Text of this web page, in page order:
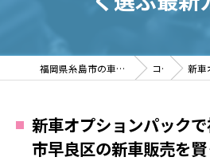
福岡県糸島市の車検なら有限会社糸島モータース コラム 新車オプシ
新車オプションパック
市早良区の新車販売を